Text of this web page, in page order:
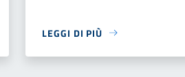
LEGGI DI PIÙ